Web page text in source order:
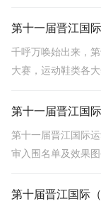
千呼万唤始出来，
大赛，运动鞋类各
第十一届晋江国际
审入围名单及效果
第十届晋江国际